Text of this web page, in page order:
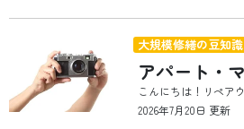
2026年7月20日 更新
大規模修繕の豆知識